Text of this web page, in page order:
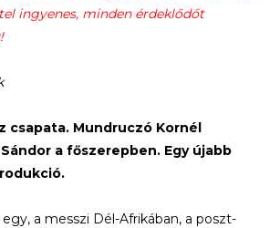
ingyenes, minden érdeklődőt
csapata. Mundruczó Kornél
a főszerepben. Egy újabb
a messzi Dél-Afrikában, a poszt-